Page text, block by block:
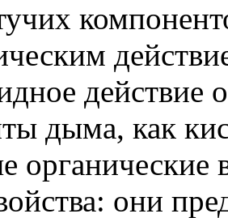
действие
дыма, как
они